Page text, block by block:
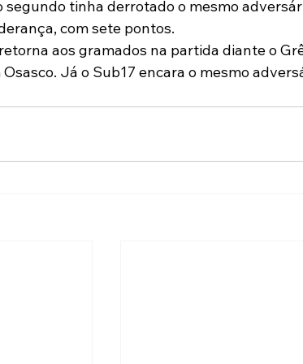
segundo tinha derrotado o mesmo
com sete pontos.
aos gramados na partida diante o
Osasco. Já o Sub17 encara o mesmo